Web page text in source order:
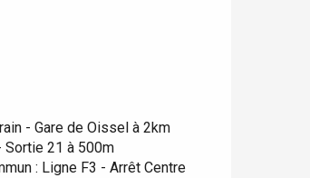
- Gare de Oissel à 2km
Sortie 21 à 500m
: Ligne F3 - Arrêt Centre